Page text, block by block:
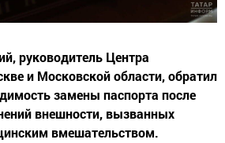
руководитель Центра
и Московской области, обратил
замены паспорта после
внешности, вызванных
вмешательством.